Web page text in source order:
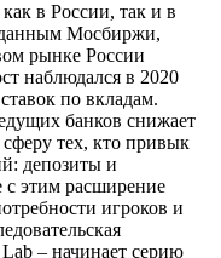
в России, так и в
Мосбиржи,
рынке России
наблюдался в 2020
по вкладам.
банков снижает
тех, кто привык
депозиты и
этим расширение
игроков и
– начинает серию